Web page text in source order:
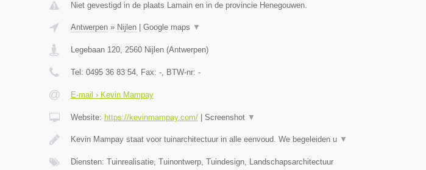
Niet gevestigd in de plaats Lamain en in de provincie Henegouwen.
Antwerpen» Nijlen| Google maps ▼
Legebaan 120, 2560 Nijlen(Antwerpen)
Tel: 0495 36 83 54, Fax: -, BTW-nr: -
E-mail › Kevin Mampay
Website: https://kevinmampay.com/| Screenshot ▼
Kevin Mampay staat voor tuinarchitectuur in alle eenvoud. We begeleiden u ▼
Diensten: Tuinrealisatie, Tuinontwerp, Tuindesign, Landschapsarchitectuur